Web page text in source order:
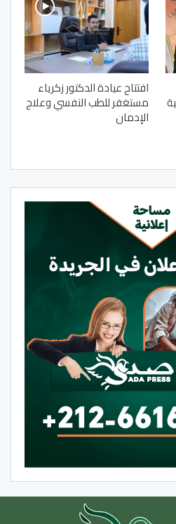
افتتاح عيادة الدكتور زكرياء
مستغفر للطب النفسي وعلاج
الإدمان